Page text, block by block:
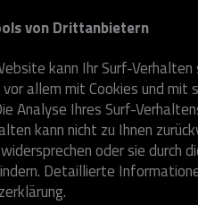
von Drittanbietern
kann Ihr Surf-
allem mit Cookies und mit
Analyse Ihres Surf-
kann nicht zu Ihnen
oder sie durch
Detaillierte